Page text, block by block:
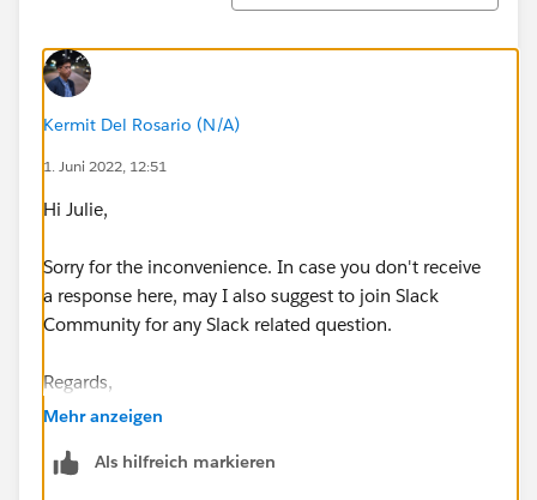
Kermit Del Rosario (N/A)
1. Juni 2022, 12:51
Hi Julie,
Sorry for the inconvenience. In case you don't receive
a response here, may I also suggest to join Slack
Community for any Slack related question.
Regards,
Mehr anzeigen
Als hilfreich markieren